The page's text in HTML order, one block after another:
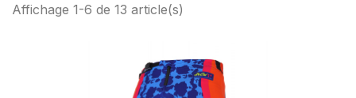
Affichage 1-6 de 13 article(s)